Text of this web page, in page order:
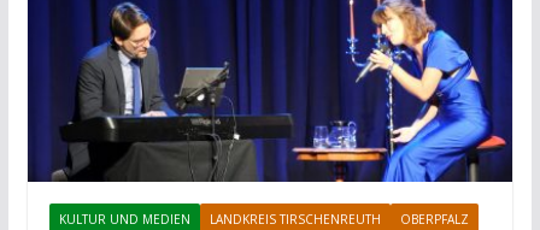
KULTUR UND MEDIEN LANDKREIS TIRSCHENREUTH
OBERPFALZ